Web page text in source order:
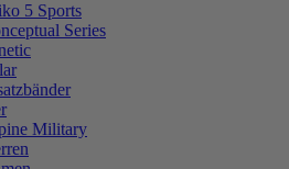
5 Sports
Series
Military